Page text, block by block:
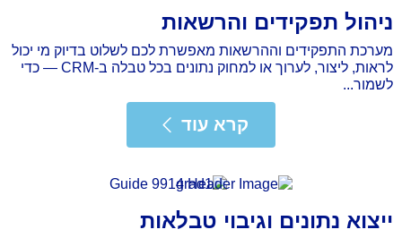
ניהול תפקידים והרשאות
מערכת התפקידים וההרשאות מאפשרת לכם לשלוט בדיוק מי יכול
לראות, ליצור, לערוך או למחוק נתונים בכל טבלה ב-CRM — כדי
לשמור...
קרא עוד
ייצוא נתונים וגיבוי טבלאות